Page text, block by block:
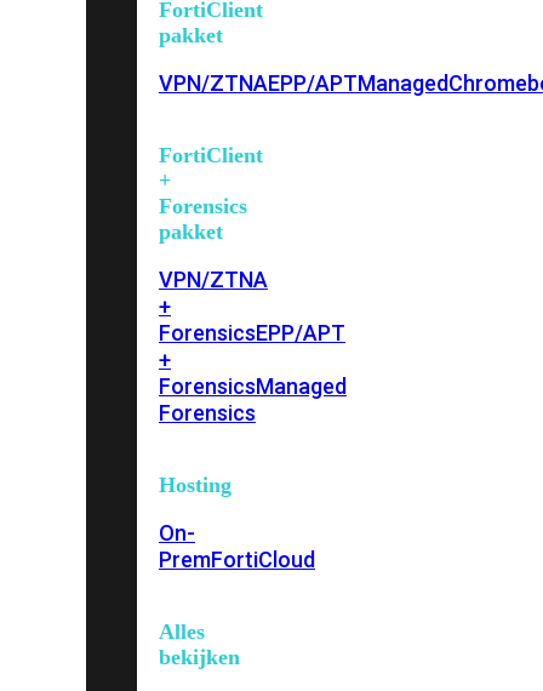
FortiClient
pakket
VPN/ZTNAEPP/APTManaged
FortiClient
+
Forensics
pakket
VPN/ZTNA
+
ForensicsEPP/APT
+
ForensicsManaged
Forensics
Hosting
On-
PremFortiCloud
Alles
bekijken